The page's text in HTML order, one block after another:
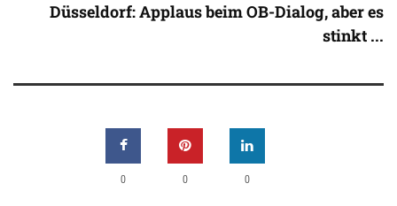
Düsseldorf: Applaus beim OB-Dialog, aber es
stinkt ...
0 0 0